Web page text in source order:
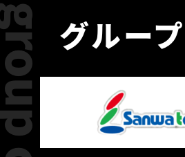
グルー